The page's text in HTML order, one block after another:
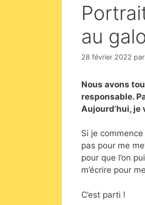
au
28 février 2022 par
Nous avons
responsable.
Aujourd’hui,
Si je
pas pour me
pour que l’on
m’écrire pour
C’est parti !